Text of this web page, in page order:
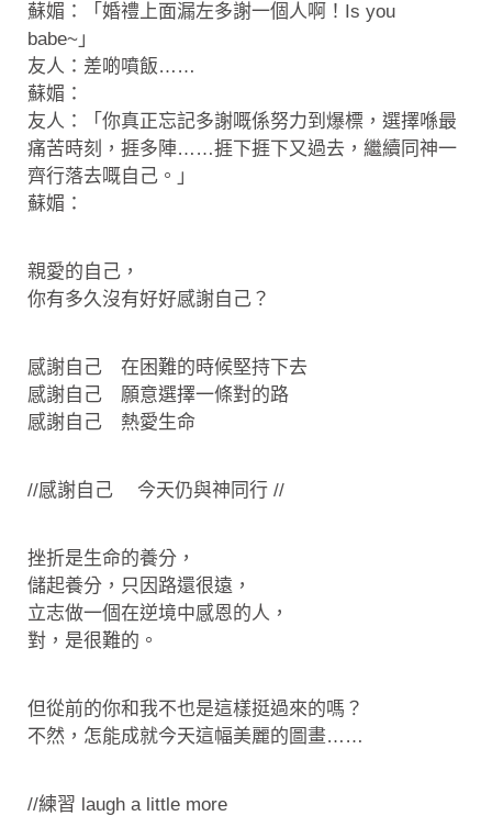
蘇媚：「婚禮上面漏左多謝一個人啊！Is you
babe~」
友人：差啲噴飯……
蘇媚：
友人：「你真正忘記多謝嘅係努力到爆標，選擇喺最
痛苦時刻，捱多陣……捱下捱下又過去，繼續同神一
齊行落去嘅自己。」
蘇媚：
親愛的自己，
你有多久沒有好好感謝自己？
感謝自己 在困難的時候堅持下去
感謝自己 願意選擇一條對的路
感謝自己 熱愛生命
//感謝自己 今天仍與神同行 //
挫折是生命的養分，
儲起養分，只因路還很遠，
立志做一個在逆境中感恩的人，
對，是很難的。
但從前的你和我不也是這樣挺過來的嗎？
不然，怎能成就今天這幅美麗的圖畫……
//練習 laugh a little more